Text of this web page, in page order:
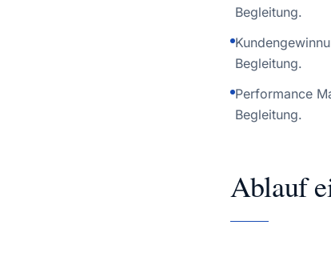
Begleitung.
Begleitung.
Performance
Begleitung.
Ablauf